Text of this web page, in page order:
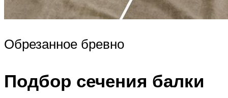
Обрезанное бревно
Подбор сечения балки